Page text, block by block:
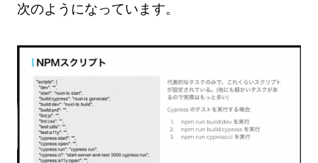
次のようになっています。